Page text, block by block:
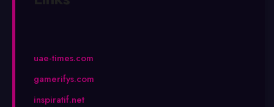
uae-times.com
gamerifys.com
inspiratif.net